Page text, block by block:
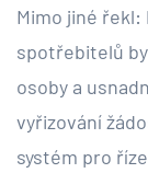
Mimo jiné řekl:
spotřebitelů
osoby a
vyřizování
systém pro